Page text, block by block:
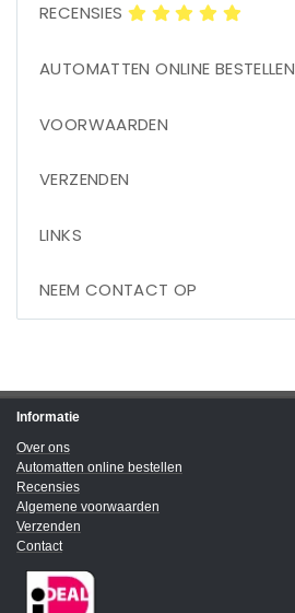
RECENSIES
AUTOMATTEN ONLINE BESTELLEN
VOORWAARDEN
VERZENDEN
LINKS
NEEM CONTACT OP
Informatie
Over ons
Automatten online bestellen
Recensies
Algemene voorwaarden
Verzenden
Contact